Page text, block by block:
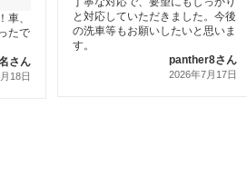
車、
たで
さん
18日
と対応していただきました。今後
の洗車等もお願いしたいと思いま
す。
panther8さん
2026年7月17日